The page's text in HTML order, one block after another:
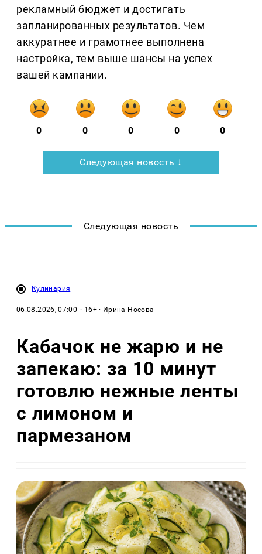
рекламный бюджет и достигать
запланированных результатов. Чем
аккуратнее и грамотнее выполнена
настройка, тем выше шансы на успех
вашей кампании.
0 0 0 0 0
Следующая новость ↓
Следующая новость
Кулинария
06.08.2026, 07:00 · 16+ · Ирина Носова
Кабачок не жарю и не
запекаю: за 10 минут
готовлю нежные ленты
с лимоном и
пармезаном